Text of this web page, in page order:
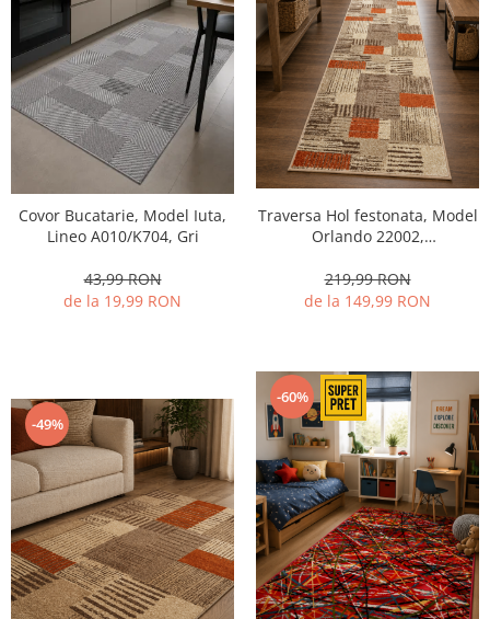
Covor Bucatarie, Model Iuta,
Lineo A010/K704, Gri
43,99 RON
de la 19,99 RON
Traversa Hol festonata, Model
Orlando 22002,
cm
219,99 RON
de la 149,99 RON
-49%
-60%